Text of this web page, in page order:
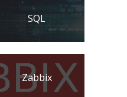
SQL
Zabbix